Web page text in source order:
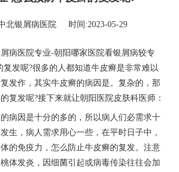
北银屑病医院 时间:2023-05-29
医院专业-朝阳哪家医院看银屑病较专
发呢?很多的人都知道牛皮癣是非常难以
发作，其实牛皮癣的病因是。复杂的，那
复发呢?接下来就让朝阳医院皮肤科医师：
因是十分的多的，所以病人们必需求十
生，病人需求用心一些，在平时日子中，
的免疫力，怎么防止牛皮癣的复发。注意
体发炎，因细菌引起或病毒传染往往会加